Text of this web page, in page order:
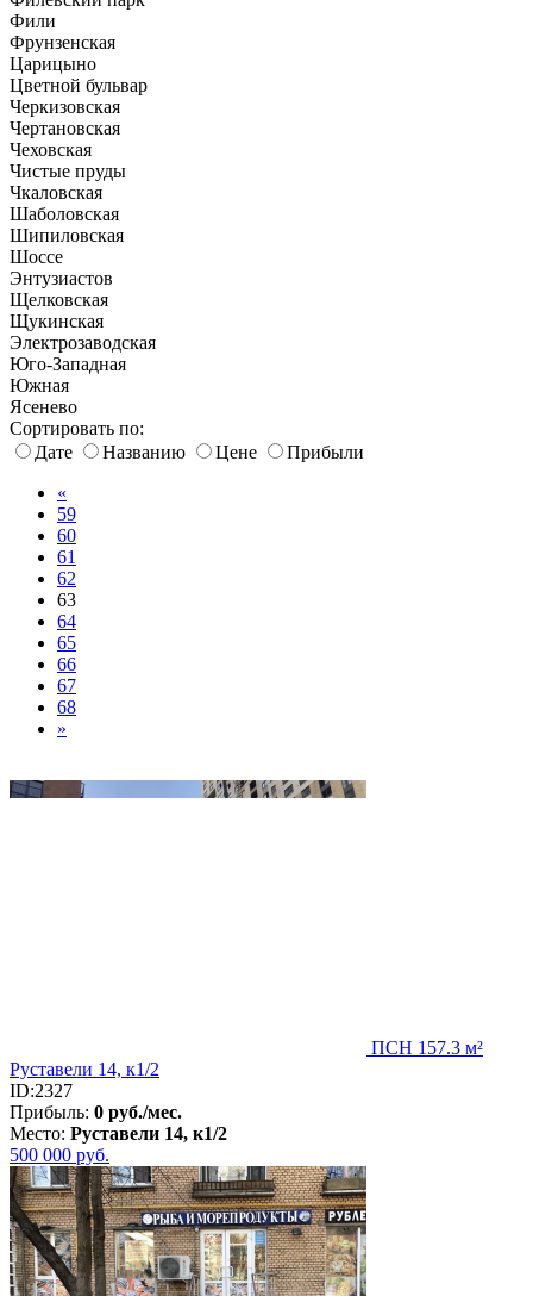
Фили
Фрунзенская
Царицыно
Цветной бульвар
Черкизовская
Чертановская
Чеховская
Чистые пруды
Чкаловская
Шаболовская
Шипиловская
Шоссе
Энтузиастов
Щелковская
Щукинская
Электрозаводская
Юго-Западная
Южная
Ясенево
Сортировать по:
Дате
Названию Цене
Прибыли
«
59
60
61
62
63
64
65
66
67
68
»
ПСН 157.3 м²
Руставели 14, к1/2
ID:2327
Прибыль: 0 руб./мес.
Место: Руставели 14, к1/2
500 000 руб.